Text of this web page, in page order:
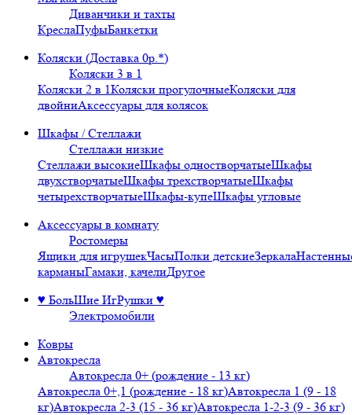
Диванчики и тахты
КреслаПуфыБанкетки
Коляски (Доставка 0р.*)
Коляски 3 в 1
Коляски 2 в 1Коляски прогулочныеКоляски для
двойниАксессуары для колясок
Шкафы / Стеллажи
Стеллажи низкие
Стеллажи высокиеШкафы одностворчатыеШкафы
двухстворчатыеШкафы трехстворчатыеШкафы
четырехстворчатыеШкафы-купеШкафы угловые
Аксессуары в комнату
Ростомеры
Ящики для игрушекЧасыПолки детскиеЗеркала
карманыГамаки, качелиДругое
♥ БольШие ИгРушки ♥
Электромобили
Ковры
Автокресла
Автокресла 0+ (рождение - 13 кг)
Автокресла 0+,1 (рождение - 18 кг)Автокресла 1 (9 - 18
кг)Автокресла 2-3 (15 - 36 кг)Автокресла 1-2-3 (9 - 36 кг)